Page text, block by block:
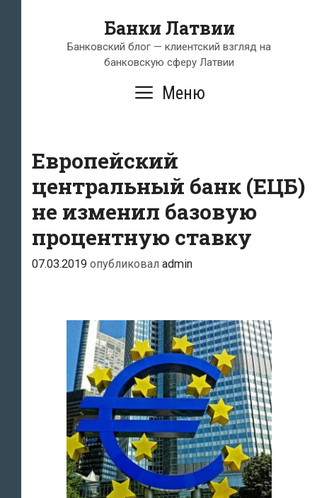
содержимому
Банки Латвии
Банковский блог — клиентский взгляд на
банковскую сферу Латвии
Меню
Европейский
центральный банк (ЕЦБ)
не изменил базовую
процентную ставку
07.03.2019 опубликовал admin